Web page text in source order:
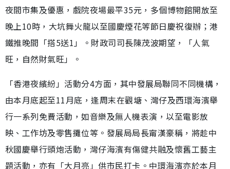
夜間市集及優惠，戲院夜場最平35元，多個博物館開放至
晚上10時，大坑舞火龍以至國慶煙花等節日慶祝復辦；港
鐵推晚間「搭5送1」。財政司司長陳茂波期望，「人氣
旺，自然財氣旺」。
「香港夜繽紛」活動分4方面，其中發展局聯同不同機構，
由本月底起至11月底，逢周末在觀塘、灣仔及西環海濱舉
行一系列免費活動，如音樂及無人機表演，以至電影放
映、工作坊及零售攤位等。發展局局長甯漢豪稱，將趁中
秋國慶舉行頭炮活動，灣仔海濱有傷健共融及懷舊工藝主
題活動，亦有「大月亮」供市民打卡。中環海濱亦於本月